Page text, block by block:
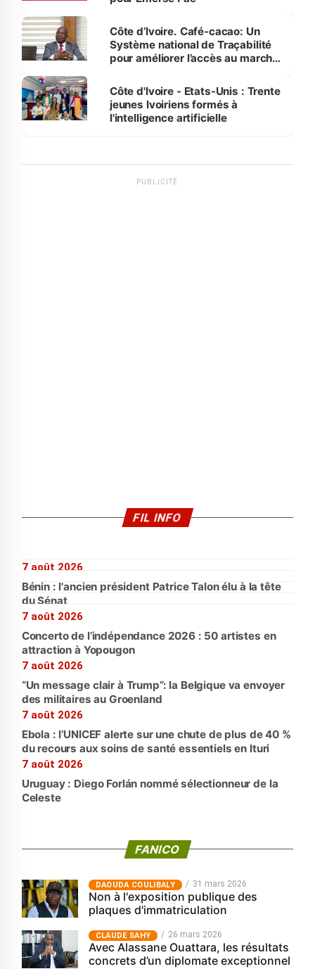
Côte d’Ivoire. Café-cacao: Un
Système national de Traçabilité
pour améliorer l’accès au marché
Côte d'Ivoire - Etats-Unis : Trente
jeunes Ivoiriens formés à
l'intelligence artificielle
PUBLICITÉ
FIL INFO
7 août 2026
Bénin : l'ancien président Patrice Talon élu à la tête
du Sénat
7 août 2026
Concerto de l’indépendance 2026 : 50 artistes en
attraction à Yopougon
7 août 2026
“Un message clair à Trump”: la Belgique va envoyer
des militaires au Groenland
7 août 2026
Ebola : l’UNICEF alerte sur une chute de plus de 40 %
du recours aux soins de santé essentiels en Ituri
7 août 2026
Uruguay : Diego Forlán nommé sélectionneur de la
Celeste
FANICO
‎DAOUDA COULIBALY 31 mars 2026
Non à l'exposition publique des
plaques d'immatriculation
CLAUDE SAHY 26 mars 2026
Avec Alassane Ouattara, les résultats
concrets d’un diplomate exceptionnel